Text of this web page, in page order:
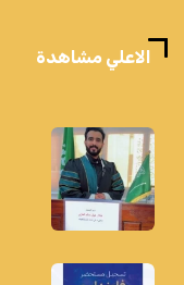
الاعلي مشاهدة